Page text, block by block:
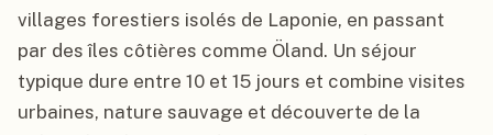
villages forestiers isolés de Laponie, en passant
par des îles côtières comme Öland. Un séjour
typique dure entre 10 et 15 jours et combine visites
urbaines, nature sauvage et découverte de la